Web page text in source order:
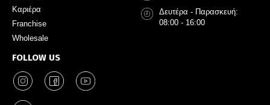
Καριέρα
Franchise
Wholesale
FOLLOW US
Δευτέρα - Παρασκευή:
08:00 - 16:00